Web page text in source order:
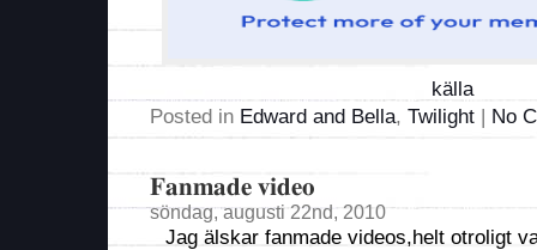
källa
Posted in Edward and Bella, Twilight | No
Fanmade video
söndag, augusti 22nd, 2010
Jag älskar fanmade videos,helt otroligt